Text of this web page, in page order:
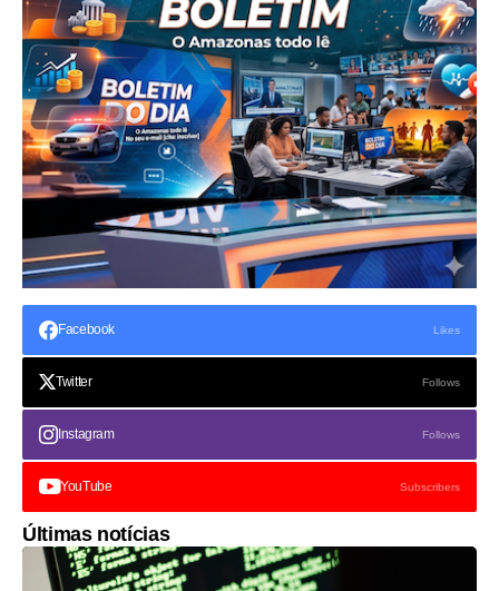
Facebook Likes
Twitter Follows
Instagram Follows
YouTube Subscribers
Últimas notícias